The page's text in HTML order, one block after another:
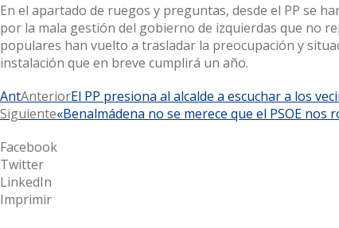
En el apartado de ruegos y preguntas, desde el PP se
por la mala gestión del gobierno de izquierdas que no
populares han vuelto a trasladar la preocupación y
instalación que en breve cumplirá un año.
AntAnteriorEl PP presiona al alcalde a escuchar a los
Siguiente«Benalmádena no se merece que el PSOE nos
Facebook
Twitter
LinkedIn
Imprimir